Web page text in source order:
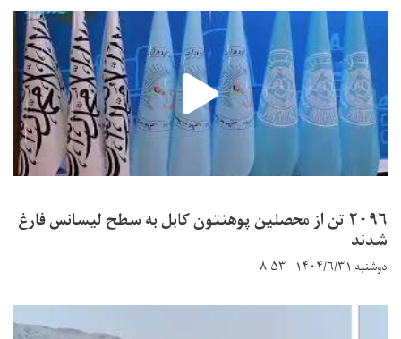
۲۰۹۶ تن از محصلین پوهنتون کابل به سطح لیسانس فارغ
شدند
دوشنبه ۱۴۰۴/۶/۳۱ - ۸:۵۳